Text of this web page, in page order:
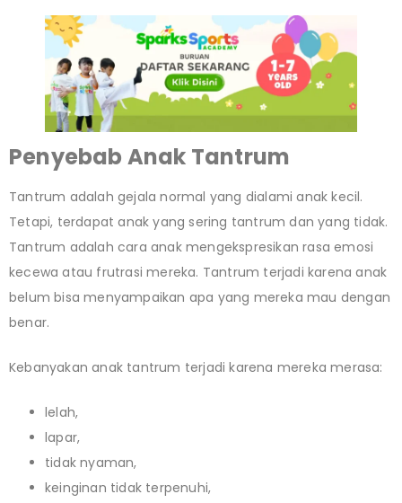
Penyebab Anak Tantrum
Tantrum adalah gejala normal yang dialami anak kecil.
Tetapi, terdapat anak yang sering tantrum dan yang tidak.
Tantrum adalah cara anak mengekspresikan rasa emosi
kecewa atau frutrasi mereka. Tantrum terjadi karena anak
belum bisa menyampaikan apa yang mereka mau dengan
benar.
Kebanyakan anak tantrum terjadi karena mereka merasa:
lelah,
lapar,
tidak nyaman,
keinginan tidak terpenuhi,